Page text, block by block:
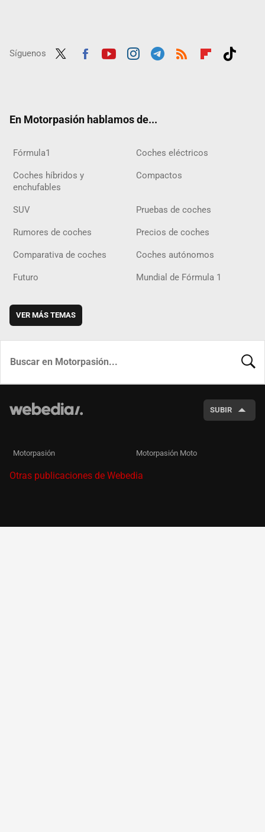
Síguenos
En Motorpasión hablamos de...
Fórmula1 Coches eléctricos
Coches híbridos y
enchufables
Compactos
SUV Pruebas de coches
Rumores de coches Precios de coches
Comparativa de coches Coches autónomos
Futuro Mundial de Fórmula 1
VER MÁS TEMAS
SUBIR
Motorpasión Motorpasión Moto
Otras publicaciones de Webedia